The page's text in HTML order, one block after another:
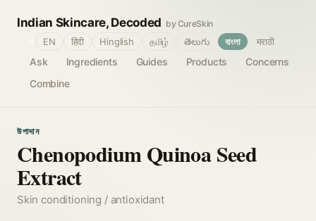
Indian Skincare, Decoded by CureSkin
Ask Ingredients Guides Products
Concerns
Combine
EN हिंदी Hinglish தமிழ் తెలుగు বাংলা मराठी
উপাদান
Chenopodium Quinoa Seed
Extract
Skin conditioning / antioxidant